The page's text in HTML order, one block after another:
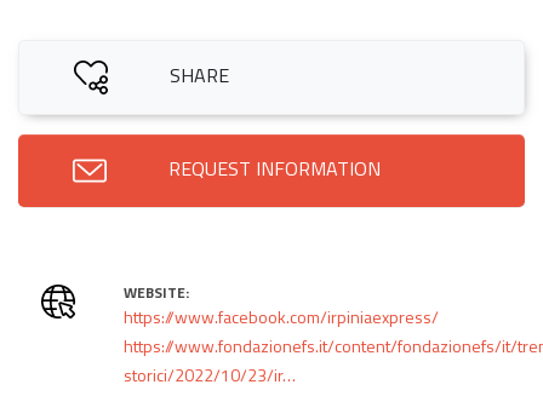
SHARE
REQUEST INFORMATION
WEBSITE:
https://www.facebook.com/irpiniaexpress/
https://www.fondazionefs.it/content/fondazionefs/it/
storici/2022/10/23/ir…